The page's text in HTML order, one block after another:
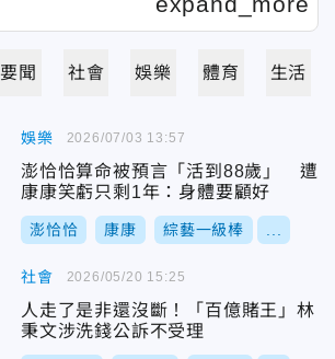
要聞 社會 娛樂 體育 生活
娛樂
澎恰恰算命被預言「活到88歲」 遭
康康笑虧只剩1年：身體要顧好
澎恰恰 康康 綜藝一級棒
2026/07/03 13:57
社會
人走了是非還沒斷！「百億賭王」林
秉文涉洗錢公訴不受理
2026/05/20 15:25